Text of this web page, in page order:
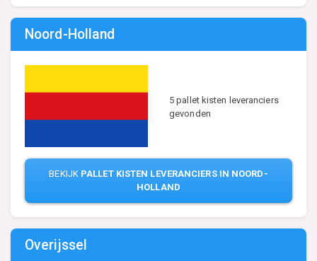
Noord-Holland
5 pallet kisten leveranciers
gevonden
BEKIJK PALLET KISTEN LEVERANCIERS IN NOORD-
HOLLAND
Overijssel